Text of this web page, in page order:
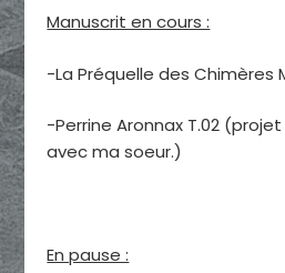
Manuscrit en cours :
-La Préquelle des Chimères
-Perrine Aronnax T.02
avec ma soeur.)
En pause :